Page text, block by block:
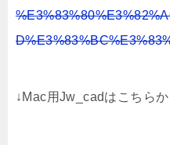
↓Mac用Jw_cadはこちら